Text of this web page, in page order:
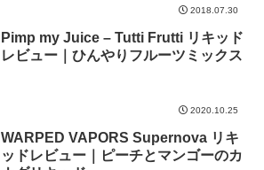
2018.07.30
Pimp my Juice – Tutti Frutti リキッド
レビュー｜ひんやりフルーツミックス
2020.10.25
WARPED VAPORS Supernova リキ
ッドレビュー｜ピーチとマンゴーのカ